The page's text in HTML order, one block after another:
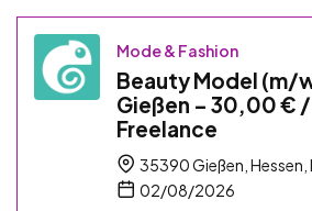
Mode & Fashion
Beauty Model (m/
Gießen – 30,00 €
Freelance
35390 Gießen,
02/08/2026